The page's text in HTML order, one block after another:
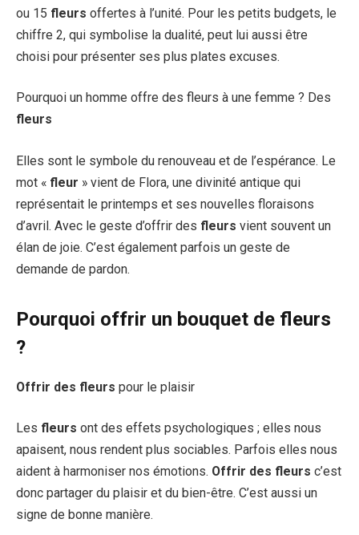
ou 15 fleurs offertes à l’unité. Pour les petits budgets, le
chiffre 2, qui symbolise la dualité, peut lui aussi être
choisi pour présenter ses plus plates excuses.
Pourquoi un homme offre des fleurs à une femme ? Des
fleurs
Elles sont le symbole du renouveau et de l’espérance. Le
mot « fleur » vient de Flora, une divinité antique qui
représentait le printemps et ses nouvelles floraisons
d’avril. Avec le geste d’offrir des fleurs vient souvent un
élan de joie. C’est également parfois un geste de
demande de pardon.
Pourquoi offrir un bouquet de fleurs
?
Offrir des fleurs pour le plaisir
Les fleurs ont des effets psychologiques ; elles nous
apaisent, nous rendent plus sociables. Parfois elles nous
aident à harmoniser nos émotions. Offrir des fleurs c’est
donc partager du plaisir et du bien-être. C’est aussi un
signe de bonne manière.